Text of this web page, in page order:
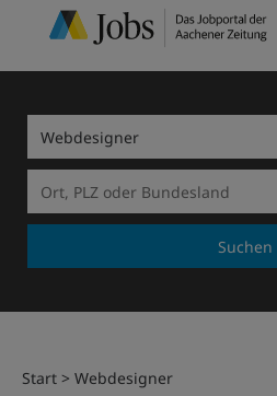
Suchen
Start Webdesigner